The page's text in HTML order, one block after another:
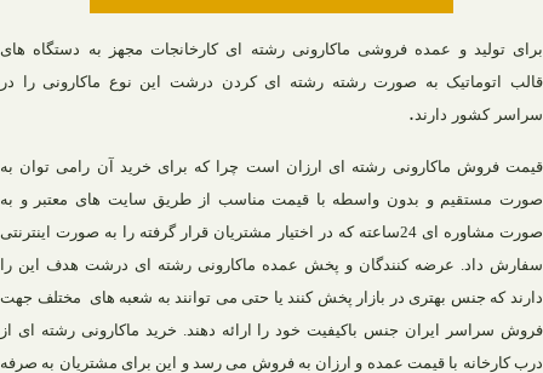
برای تولید و عمده فروشی ماکارونی رشته ای کارخانجات مجهز به دستگاه های
قالب اتوماتیک به صورت رشته رشته ای کردن درشت این نوع ماکارونی را در
سراسر کشور دارند .
قیمت فروش ماکارونی رشته ای ارزان است چرا که برای خرید آن رامی توان به
صورت مستقیم و بدون واسطه با قیمت مناسب از طریق سایت های معتبر و به
صورت مشاوره ای 24ساعته که در اختیار مشتریان قرار گرفته را به صورت اینترنتی
سفارش داد. عرضه کنندگان و پخش عمده ماکارونی رشته ای درشت هدف این را
دارند که جنس بهتری در بازار پخش کنند یا حتی می توانند به شعبه های مختلف جهت
فروش سراسر ایران جنس باکیفیت خود را ارائه دهند. خرید ماکارونی رشته ای از
درب کارخانه با قیمت عمده و ارزان به فروش می رسد و این برای مشتریان به صرفه